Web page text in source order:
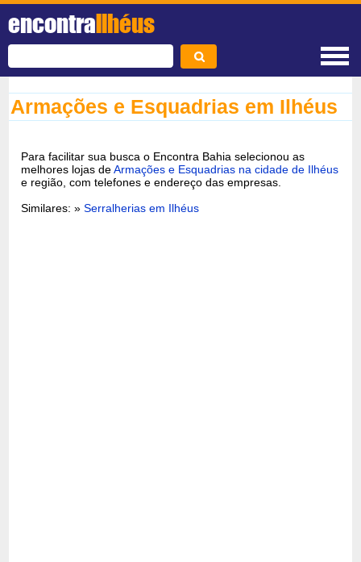
encontraIlhéus
Armações e Esquadrias em Ilhéus
Para facilitar sua busca o Encontra Bahia selecionou as
melhores lojas deArmações e Esquadrias na cidade de Ilhéus
e região, com telefones e endereço das empresas.
Similares: »Serralherias em Ilhéus